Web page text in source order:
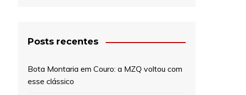
Posts recentes
Bota Montaria em Couro: a MZQ voltou com
esse clássico